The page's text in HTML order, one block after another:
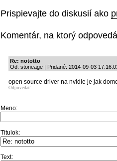
Prispievajte do diskusií ako
Komentár, na ktorý
Re: nototto
Od: stoneage | Pridané: 2014-09-03
open source driver na nvidie je jak
Odpovedať
Meno:
Titulok:
Text: